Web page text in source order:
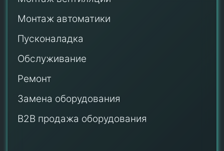
Монтаж автоматики
Пусконаладка
Обслуживание
Ремонт
Замена оборудования
B2B продажа оборудования